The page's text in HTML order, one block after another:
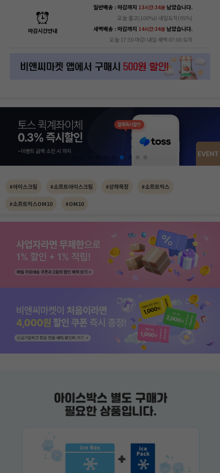
마감시간안내
일반배송 : 마감까지 13시간:34분남았습니다.
오늘 출고(100%)! 내일도착(95%)
새벽배송 : 마감까지 14시간:34분남았습니다.
오늘 17:30 마감! 내일 새벽 07:00 도착
#아이스크림 #소프트아이스크림 #상하목장 #소프트믹스
#소프트믹스OM10 #OM10